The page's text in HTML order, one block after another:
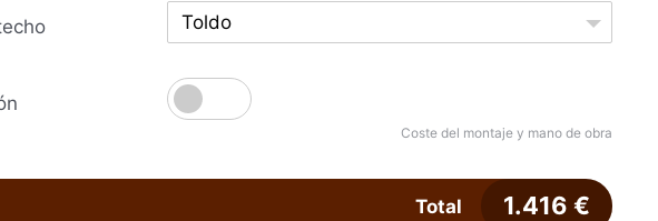
Toldo
Coste del montaje y mano de obra
Total 1.416 €